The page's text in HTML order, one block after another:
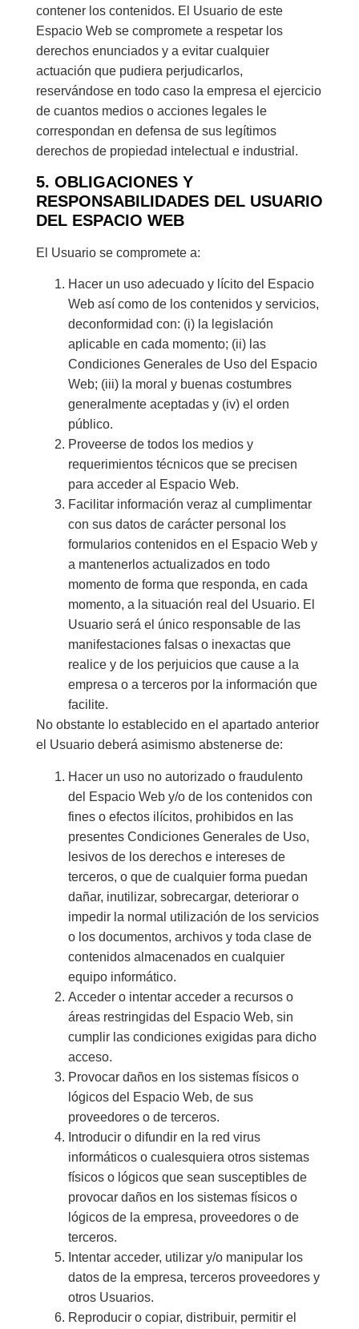
contener los contenidos. El Usuario de este
Espacio Web se compromete a respetar los
derechos enunciados y a evitar cualquier
actuación que pudiera perjudicarlos,
reservándose en todo caso la empresa el ejercicio
de cuantos medios o acciones legales le
correspondan en defensa de sus legítimos
derechos de propiedad intelectual e industrial.
5. OBLIGACIONES Y
RESPONSABILIDADES DEL USUARIO
DEL ESPACIO WEB
El Usuario se compromete a:
Hacer un uso adecuado y lícito del Espacio
Web así como de los contenidos y servicios,
deconformidad con: (i) la legislación
aplicable en cada momento; (ii) las
Condiciones Generales de Uso del Espacio
Web; (iii) la moral y buenas costumbres
generalmente aceptadas y (iv) el orden
público.
Proveerse de todos los medios y
requerimientos técnicos que se precisen
para acceder al Espacio Web.
Facilitar información veraz al cumplimentar
con sus datos de carácter personal los
formularios contenidos en el Espacio Web y
a mantenerlos actualizados en todo
momento de forma que responda, en cada
momento, a la situación real del Usuario. El
Usuario será el único responsable de las
manifestaciones falsas o inexactas que
realice y de los perjuicios que cause a la
empresa o a terceros por la información que
facilite.
No obstante lo establecido en el apartado anterior
el Usuario deberá asimismo abstenerse de:
Hacer un uso no autorizado o fraudulento
del Espacio Web y/o de los contenidos con
fines o efectos ilícitos, prohibidos en las
presentes Condiciones Generales de Uso,
lesivos de los derechos e intereses de
terceros, o que de cualquier forma puedan
dañar, inutilizar, sobrecargar, deteriorar o
impedir la normal utilización de los servicios
o los documentos, archivos y toda clase de
contenidos almacenados en cualquier
equipo informático.
Acceder o intentar acceder a recursos o
áreas restringidas del Espacio Web, sin
cumplir las condiciones exigidas para dicho
acceso.
Provocar daños en los sistemas físicos o
lógicos del Espacio Web, de sus
proveedores o de terceros.
Introducir o difundir en la red virus
informáticos o cualesquiera otros sistemas
físicos o lógicos que sean susceptibles de
provocar daños en los sistemas físicos o
lógicos de la empresa, proveedores o de
terceros.
Intentar acceder, utilizar y/o manipular los
datos de la empresa, terceros proveedores y
otros Usuarios.
Reproducir o copiar, distribuir, permitir el